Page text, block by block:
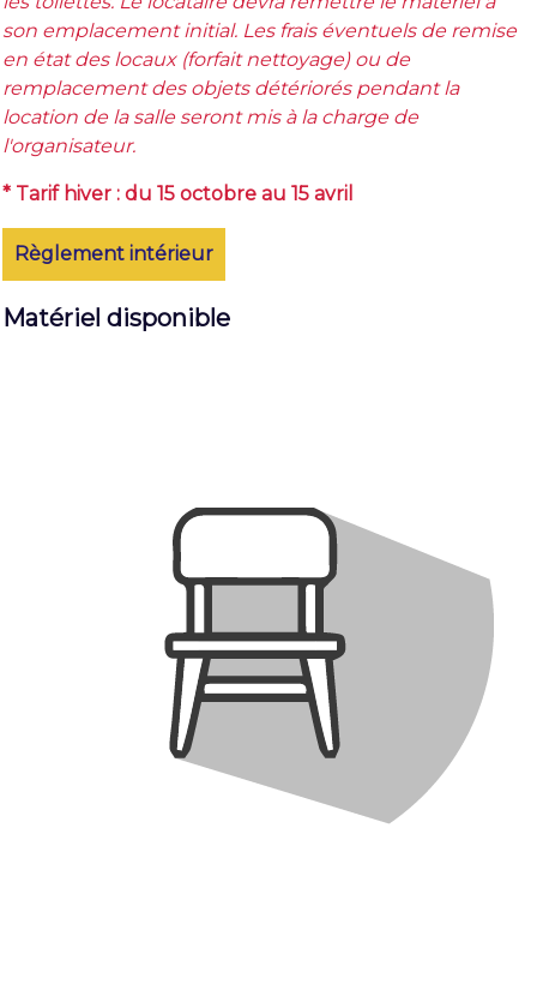
son emplacement initial. Les frais éventuels de remise
en état des locaux (forfait nettoyage) ou de
remplacement des objets détériorés pendant la
location de la salle seront mis à la charge de
l'organisateur.
* Tarif hiver : du 15 octobre au 15 avril
Règlement intérieur
Matériel disponible